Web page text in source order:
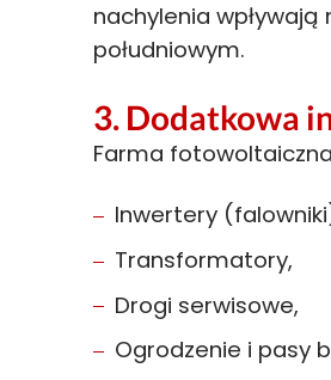
nachylenia
południowym.
3. Dodatkowa
Farma
Inwertery
Transformatory,
Drogi serwisowe,
Ogrodzenie i pasy